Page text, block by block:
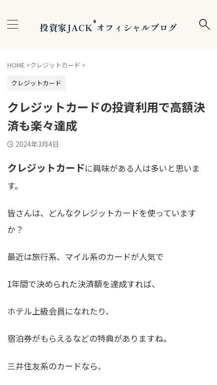
投資家JACK®オフィシャルブログ
HOME >クレジットカード >
クレジットカード
クレジットカードの投資利用で高額決
済も楽々達成
2024年3月4日
クレジットカードに興味がある人は多いと思いま
す。
皆さんは、どんなクレジットカードを使っています
か？
最近は旅行系、マイル系のカードが人気で
1年間で決められた決済額を達成すれば、
ホテル上級会員になれたり、
宿泊券がもらえるなどの特典がありますね。
三井住友系のカードなら、